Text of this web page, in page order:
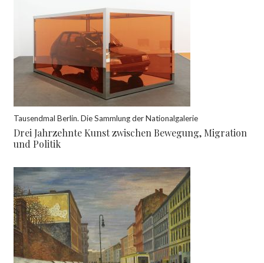
Tausendmal Berlin. Die Sammlung der Nationalgalerie
Drei Jahrzehnte Kunst zwischen Bewegung, Migration
und Politik